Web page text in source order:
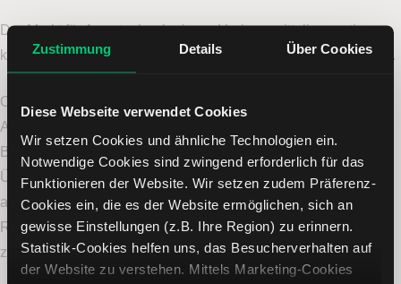
Zustimmung Details Über Cookies
Diese Webseite verwendet Cookies
Wir setzen Cookies und ähnliche Technologien ein.
Notwendige Cookies sind zwingend erforderlich für das
Funktionieren der Website. Wir setzen zudem Präferenz-
Cookies ein, die es der Website ermöglichen, sich an
gewisse Einstellungen (z.B. Ihre Region) zu erinnern.
Statistik-Cookies helfen uns, das Besucherverhalten auf
der Website zu verstehen. Mittels Marketing-Cookies
Der Markt für Agrartechnologie und Lebensmittelinnovationen
könnte auf mittlere bis lange Sicht Wachstumspotenzial bieten.
Ob in der Milchwirtschaft, bei Neupflanzungen oder im
Ausbringen von Saatgut, ob beim Management von Düngung,
Bewässerung und Pflanzenschutz, in der Ernte, in der
Überwachung von Feldern und Viehbetrieben oder in vielen
anderen Bereichen – Technologien wie Automatisierung,
Robotik, Digitalisierung oder Künstliche Intelligenz finden
zunehmend Anwendung.